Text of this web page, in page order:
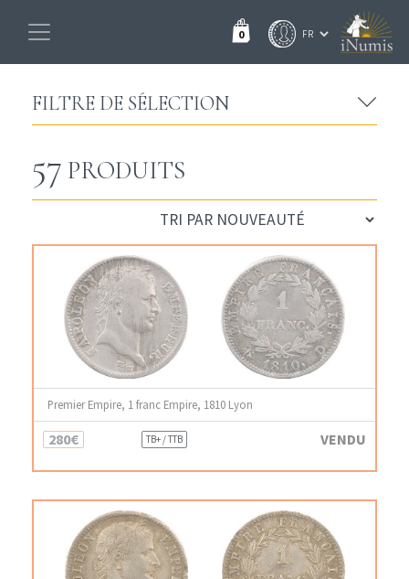
0
FILTRE DE SÉLECTION
57 PRODUITS
Premier Empire, 1 franc Empire, 1810 Lyon
280€ TB+ / TTB VENDU